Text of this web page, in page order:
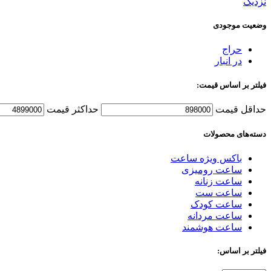
وضعیت موجودی
حراج
در انبار
فیلتر بر اساس قیمت:
حداقل قیمت حداکثر قیمت
دسته‌های محصولات
باکس ویژه ساعت
ساعت رومیزی
ساعت زنانه
ساعت ست
ساعت کودک
ساعت مردانه
ساعت هوشمند
فیلتر بر اساس: